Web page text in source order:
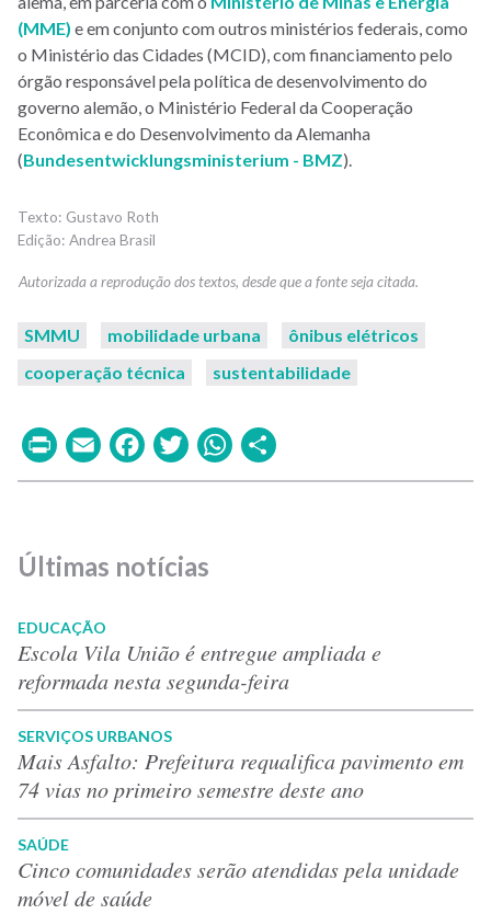
(MME) e em conjunto com outros ministérios federais, como
o Ministério das Cidades (MCID), com financiamento pelo
órgão responsável pela política de desenvolvimento do
governo alemão, o Ministério Federal da Cooperação
Econômica e do Desenvolvimento da Alemanha
(Bundesentwicklungsministerium - BMZ).
Gustavo Roth
Andrea Brasil
SMMU mobilidade urbana
ônibus elétricos
cooperação técnica
sustentabilidade
PrintEmailFacebook
TwitterWhatsApp
Últimas notícias
EDUCAÇÃO
Escola Vila União é entregue ampliada e
reformada nesta segunda-feira
SERVIÇOS URBANOS
Mais Asfalto: Prefeitura requalifica pavimento em
74 vias no primeiro semestre deste ano
SAÚDE
Cinco comunidades serão atendidas pela unidade
móvel de saúde